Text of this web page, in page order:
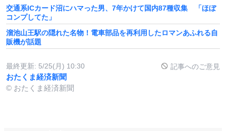
交通系ICカード沼にハマった男、7年かけて国内87種収集 「ほぼ
コンプしてた」
溜池山王駅の隠れた名物！電車部品を再利用したロマンあふれる自
販機が話題
最終更新: 5/25(月) 10:30 記事へのご意見
おたくま経済新聞
© おたくま経済新聞